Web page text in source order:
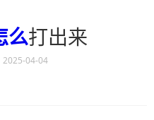
么打出来
2025-04-04